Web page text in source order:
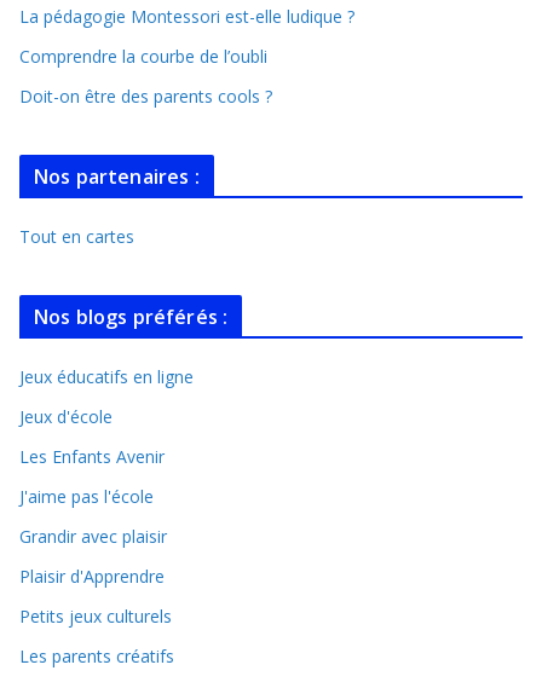
La pédagogie Montessori est-elle ludique ?
Comprendre la courbe de l’oubli
Doit-on être des parents cools ?
Nos partenaires :
Tout en cartes
Nos blogs préférés :
Jeux éducatifs en ligne
Jeux d'école
Les Enfants Avenir
J'aime pas l'école
Grandir avec plaisir
Plaisir d'Apprendre
Petits jeux culturels
Les parents créatifs